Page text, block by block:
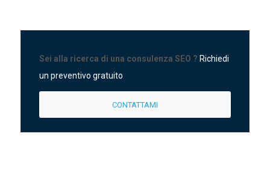
Sei alla ricerca di una consulenza SEO ? Richiedi
un preventivo gratuito
CONTATTAMI